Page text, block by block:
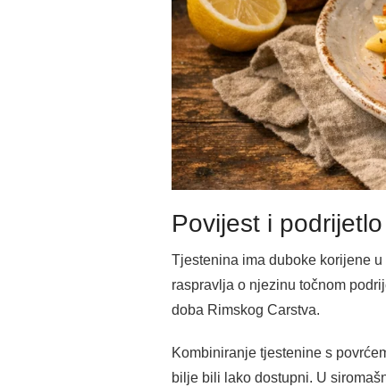
Povijest i
Tjestenina ima duboke korijene
raspravlja o njezinu točnom
doba Rimskog Carstva.
Kombiniranje tjestenine s
bilje bili lako dostupni. U